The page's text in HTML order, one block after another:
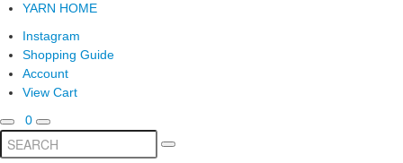
YARN HOME
Instagram
Shopping Guide
Account
View Cart
0